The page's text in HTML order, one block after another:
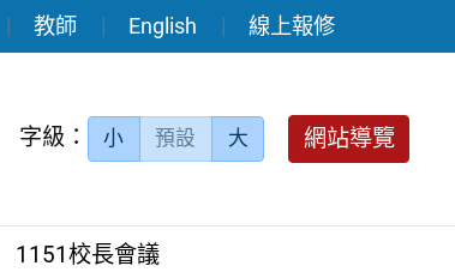
教師 English 線上報修
字級： 小 預設 大 網站導覽
1151校長會議